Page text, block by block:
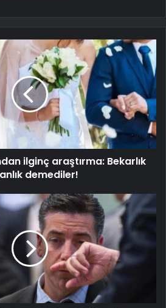
ilginç araştırma: Bekarlık
demediler!